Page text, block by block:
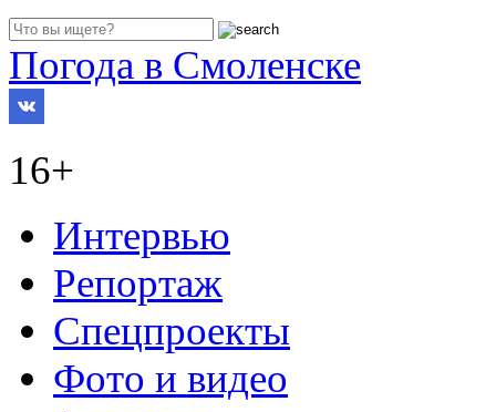
Погода в Смоленске
16+
Интервью
Репортаж
Спецпроекты
Фото и видео